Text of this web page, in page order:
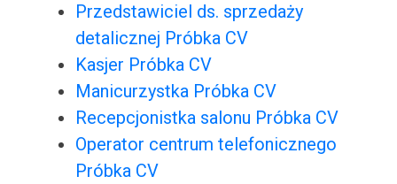
Przedstawiciel ds. sprzedaży
detalicznej Próbka CV
Kasjer Próbka CV
Manicurzystka Próbka CV
Recepcjonistka salonu Próbka CV
Operator centrum telefonicznego
Próbka CV